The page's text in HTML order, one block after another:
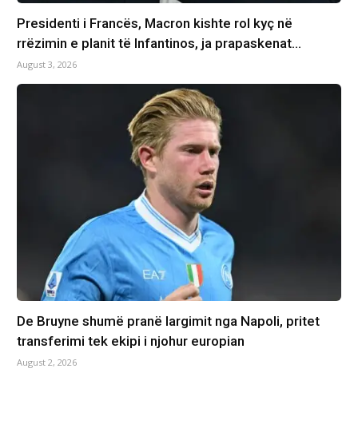
Presidenti i Francës, Macron kishte rol kyç në
rrëzimin e planit të Infantinos, ja prapaskenat…
August 3, 2026
De Bruyne shumë pranë largimit nga Napoli, pritet
transferimi tek ekipi i njohur europian
August 2, 2026